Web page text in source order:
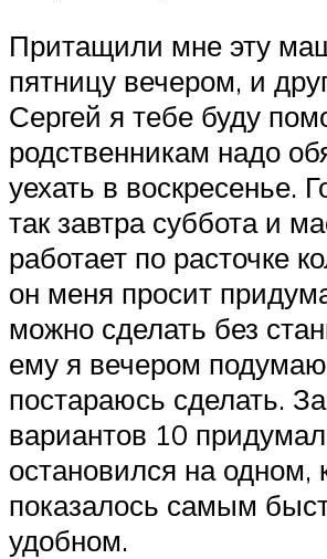
Притащили мне эту
пятницу вечером, и
Сергей я тебе буду
родственникам надо
уехать в воскресенье.
так завтра суббота и
работает по расточке
он меня просит
можно сделать без
ему я вечером
постараюсь сделать.
вариантов 10
остановился на одном,
показалось самым
удобном.